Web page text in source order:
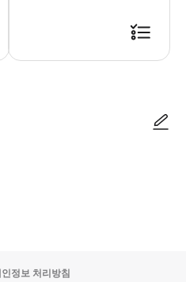
정보 처리방침